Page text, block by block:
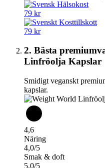
79 kr
79 kr
2. Bästa
Linfröolja Kapslar
Smidigt veganskt
kapslar.
4,6
Näring
4,0/5
Smak & doft
5,0/5